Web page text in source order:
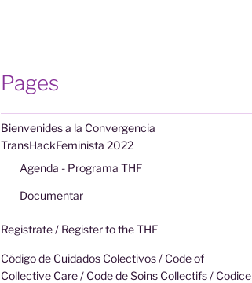
Pages
Bienvenides a la Convergencia
TransHackFeminista 2022
Agenda - Programa THF
Documentar
Registrate / Register to the THF
Código de Cuidados Colectivos / Code of
Collective Care / Code de Soins Collectifs / Codice